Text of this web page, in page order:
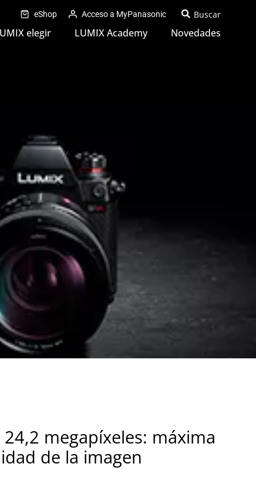
eShop Acceso a MyPanasonic
elegir LUMIX Academy Novedades
24,2 megapíxeles: máxima
de la imagen